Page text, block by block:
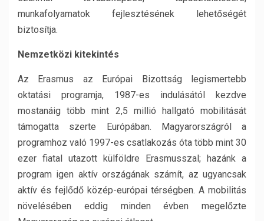
munkafolyamatok fejlesztésének lehetőségét
biztosítja.
Nemzetközi kitekintés
Az Erasmus az Európai Bizottság legismertebb
oktatási programja, 1987-es indulásától kezdve
mostanáig több mint 2,5 millió hallgató mobilitását
támogatta szerte Európában. Magyarországról a
programhoz való 1997-es csatlakozás óta több mint 30
ezer fiatal utazott külföldre Erasmusszal; hazánk a
program igen aktív országának számít, az ugyancsak
aktív és fejlődő közép-európai térségben. A mobilitás
növelésében eddig minden évben megelőzte